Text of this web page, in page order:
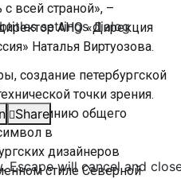
settings dialog
Share
Escape will cancel and
с всей страной», –
АНО «Дирекция
Наталья Виртуозова.
создание петербургской
точки зрения.
линию общего
в
дизайнеров
стиле Северной